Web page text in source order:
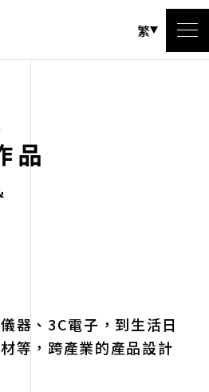
繁
品
器、3C電子，到生活日
等，跨產業的產品設計